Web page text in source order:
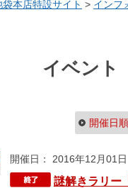
本店特設サイト > インフ
イベント
開催日順
開催日： 2016年12月01
謎解きラリー